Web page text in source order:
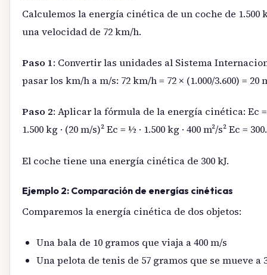
Calculemos la energía cinética de un coche de 1.500
una velocidad de 72 km/h.
Paso 1: Convertir las unidades al Sistema
pasar los km/h a m/s: 72 km/h = 72 × (1.000/3.600) = 20
Paso 2: Aplicar la fórmula de la energía cinética: Ec =
1.500 kg · (20 m/s)² Ec = ½ · 1.500 kg · 400 m²/s² Ec =
El coche tiene una energía cinética de 300 kJ.
Ejemplo 2: Comparación de energías cinéticas
Comparemos la energía cinética de dos objetos:
Una bala de 10 gramos que viaja a 400 m/s
Una pelota de tenis de 57 gramos que se mueve a